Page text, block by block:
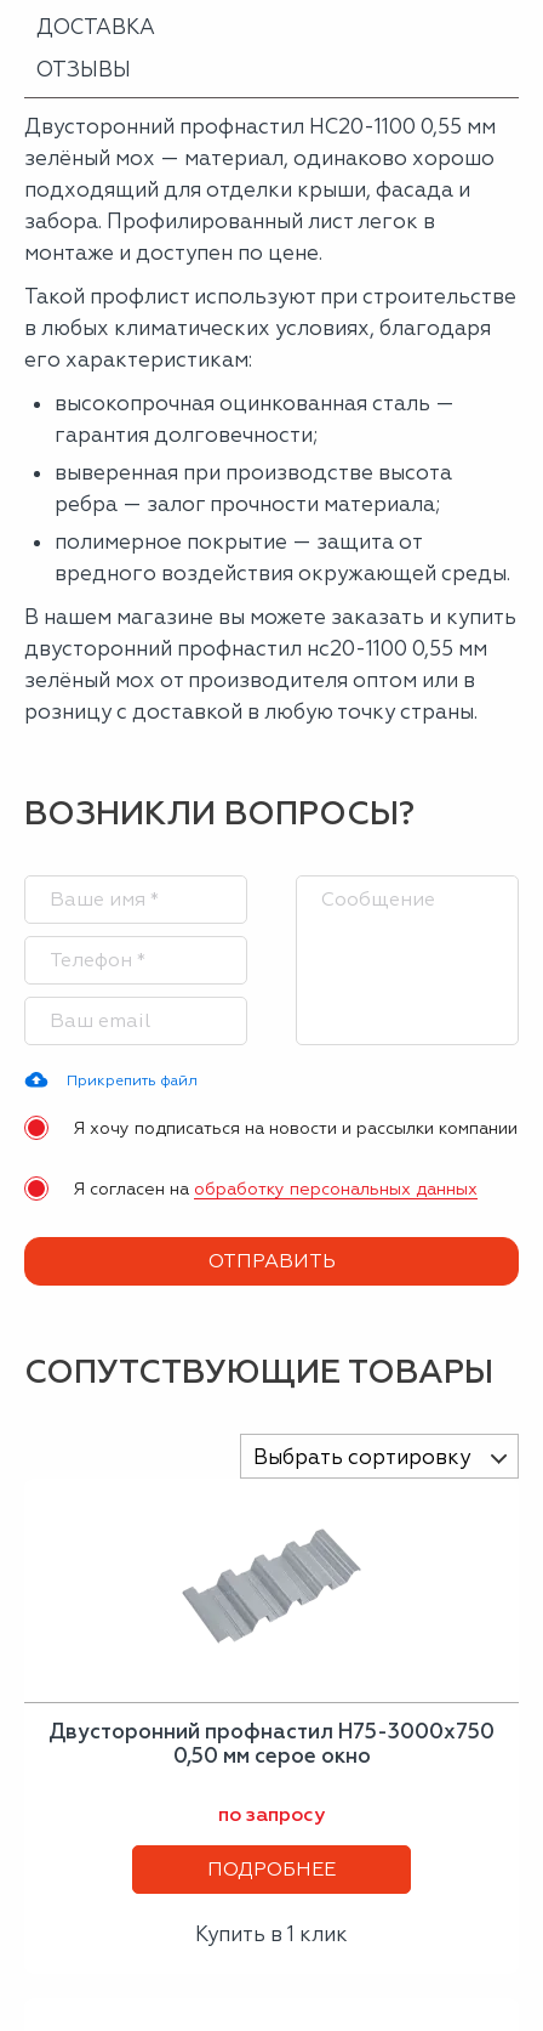
ДОСТАВКА
ОТЗЫВЫ
Двусторонний профнастил НС20-1100 0,55 мм
зелёный мох — материал, одинаково хорошо
подходящий для отделки крыши, фасада и
забора. Профилированный лист легок в
монтаже и доступен по цене.
Такой профлист используют при строительстве
в любых климатических условиях, благодаря
его характеристикам:
высокопрочная оцинкованная сталь —
гарантия долговечности;
выверенная при производстве высота
ребра — залог прочности материала;
полимерное покрытие — защита от
вредного воздействия окружающей среды.
В нашем магазине вы можете заказать и купить
двусторонний профнастил нс20-1100 0,55 мм
зелёный мох от производителя оптом или в
розницу с доставкой в любую точку страны.
ВОЗНИКЛИ ВОПРОСЫ?
Прикрепить файл
Я хочу подписаться на новости и рассылки компании
Я согласен на обработку персональных данных
СОПУТСТВУЮЩИЕ ТОВАРЫ
Выбрать сортировку
Двусторонний профнастил Н75-3000х750
0,50 мм серое окно
по запросу
ПОДРОБНЕЕ
Купить в 1 клик